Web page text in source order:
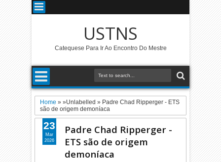
USTNS
Catequese Para Ir Ao Encontro Do Mestre
Home » »Unlabelled » Padre Chad Ripperger - ETS
são de origem demoníaca
Padre Chad Ripperger -
ETS são de origem
demoníaca
23
Mar
2026